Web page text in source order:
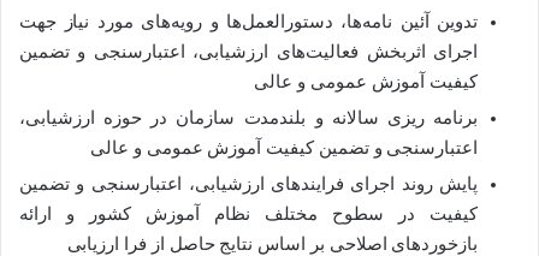
تدوین آئین‌ نامه‌ها، دستورالعمل‌ها و رویه‌های مورد نیاز جهت
اجرای اثربخش فعالیت‌های ارزشیابی، اعتبارسنجی و تضمین
کیفیت آموزش عمومی و عالی
برنامه‌ ­ریزی سالانه و بلندمدت سازمان در حوزه ارزشیابی،
اعتبارسنجی و تضمین­ کیفیت آموزش عمومی و عالی
پایش روند اجرای فرایند‌های ارزشیابی، اعتبارسنجی و تضمین
کیفیت در سطوح مختلف نظام آموزش کشور و ارائه
بازخورد‌های اصلاحی بر اساس نتایج حاصل از فرا ارزیابی